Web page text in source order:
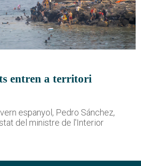
entren a territori
espanyol, Pedro Sánchez,
del ministre de l'Interior